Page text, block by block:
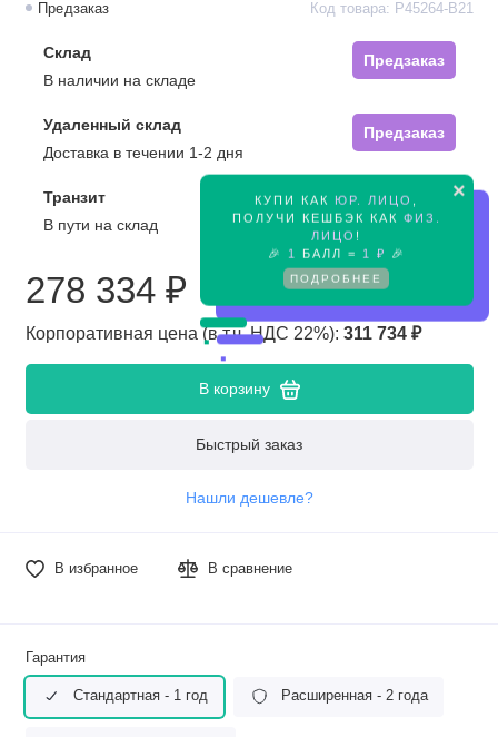
×
КУПИ КАК ЮР. ЛИЦО
ПОЛУЧИ КЕШБЭК КАК ФИЗ.
ЛИЦО !
🎉 1 БАЛЛ = 1 ₽ 🎉
ПОДРОБНЕЕ
Предзаказ Код товара: P45264-B21
Склад
Предзаказ
В наличии на складе
Удаленный склад
Предзаказ
Доставка в течении 1-2 дня
Транзит
Предзаказ
В пути на склад
278 334 ₽
Корпоративная цена (в т.ч. НДС 22%): 311 734 ₽
В корзину
Быстрый заказ
Нашли дешевле?
В избранное В сравнение
Гарантия
Стандартная - 1 год Расширенная - 2 года